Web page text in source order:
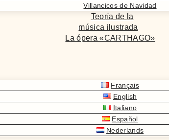
Villancicos de Navidad
Teoría de la
música ilustrada
La ópera «CARTHAGO»
Français
English
Italiano
Español
Nederlands